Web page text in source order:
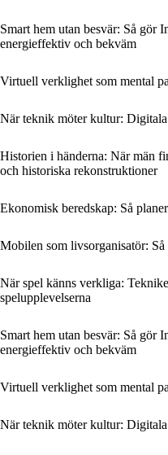
Smart hem utan besvär: Så gör
energieffektiv och bekväm
Virtuell verklighet som mental
När teknik möter kultur:
Historien i händerna: När män
och historiska rekonstruktioner
Ekonomisk beredskap: Så
Mobilen som livsorganisatör:
När spel känns verkliga:
spelupplevelserna
Smart hem utan besvär: Så gör
energieffektiv och bekväm
Virtuell verklighet som mental
När teknik möter kultur: